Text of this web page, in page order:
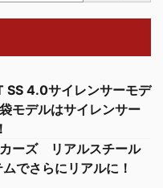
4.0サイレンサーモデ
モデルはサイレンサー
ーズ リアルスチール
でさらにリアルに！